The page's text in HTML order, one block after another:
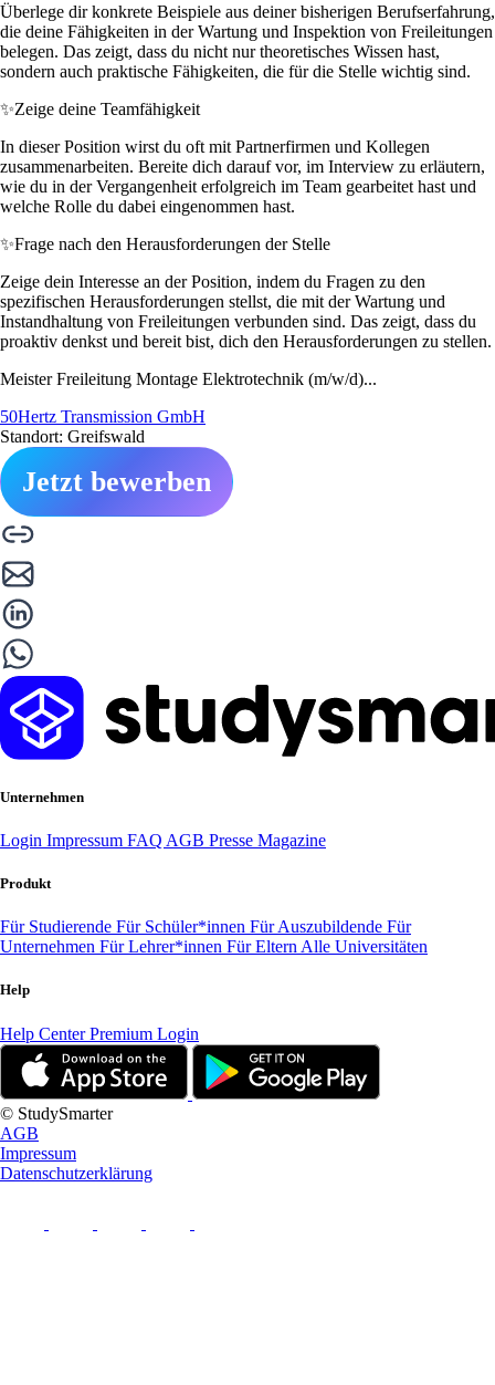
Überlege dir konkrete Beispiele aus deiner bisherigen Berufserfahrung,
die deine Fähigkeiten in der Wartung und Inspektion von Freileitungen
belegen. Das zeigt, dass du nicht nur theoretisches Wissen hast,
sondern auch praktische Fähigkeiten, die für die Stelle wichtig sind.
✨Zeige deine Teamfähigkeit
In dieser Position wirst du oft mit Partnerfirmen und Kollegen
zusammenarbeiten. Bereite dich darauf vor, im Interview zu erläutern,
wie du in der Vergangenheit erfolgreich im Team gearbeitet hast und
welche Rolle du dabei eingenommen hast.
✨Frage nach den Herausforderungen der Stelle
Zeige dein Interesse an der Position, indem du Fragen zu den
spezifischen Herausforderungen stellst, die mit der Wartung und
Instandhaltung von Freileitungen verbunden sind. Das zeigt, dass du
proaktiv denkst und bereit bist, dich den Herausforderungen zu stellen.
Meister Freileitung Montage Elektrotechnik (m/w/d)...
50Hertz Transmission GmbH
Standort: Greifswald
Jetzt bewerben
Unternehmen
Login Impressum FAQ AGB Presse Magazine
Produkt
Für Studierende Für Schüler*innen Für Auszubildende Für
Unternehmen Für Lehrer*innen Für Eltern Alle Universitäten
Help
Help CenterPremium Login
© StudySmarter
AGB
Impressum
Datenschutzerklärung